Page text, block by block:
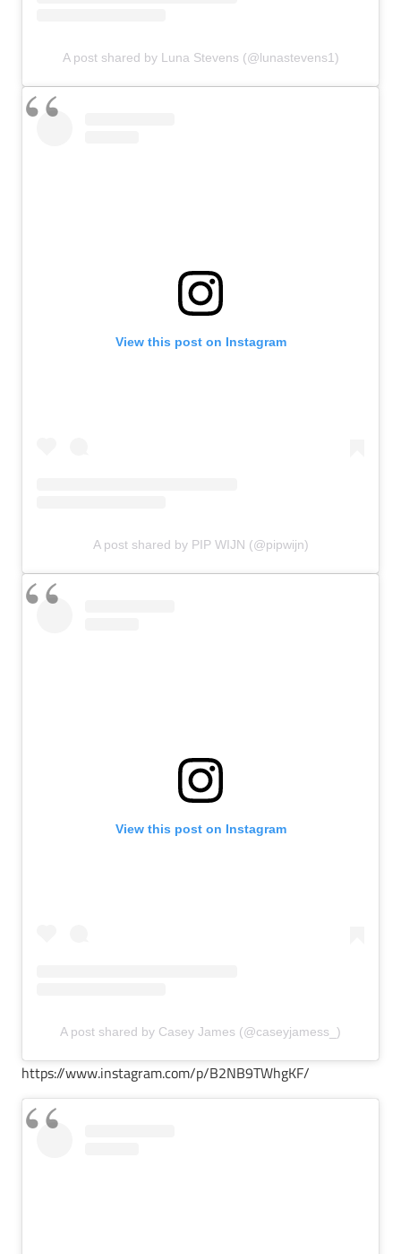
A post shared by Luna Stevens (@lunastevens1)
View this post on Instagram
A post shared by PIP WIJN (@pipwijn)
View this post on Instagram
A post shared by Casey James (@caseyjamess_)
https://www.instagram.com/p/B2NB9TWhgKF/